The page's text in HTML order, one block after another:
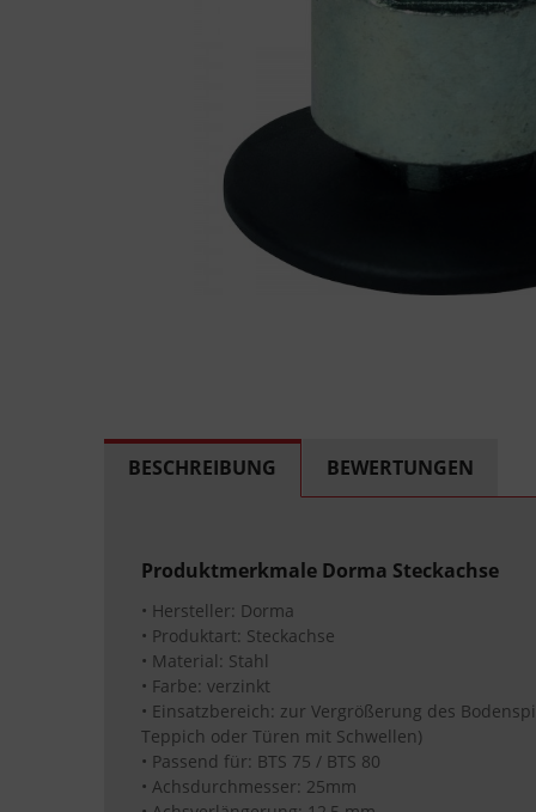
BESCHREIBUNG BEWERTUNGEN
Produktmerkmale Dorma Steckachse
• Hersteller: Dorma
• Produktart: Steckachse
• Material: Stahl
• Farbe: verzinkt
• Einsatzbereich: zur Vergrößerung des
Teppich oder Türen mit Schwellen)
• Passend für: BTS 75 / BTS 80
• Achsdurchmesser: 25mm